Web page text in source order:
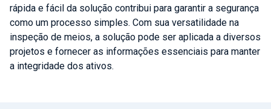
rápida e fácil da solução contribui para garantir a segurança
como um processo simples. Com sua versatilidade na
inspeção de meios, a solução pode ser aplicada a diversos
projetos e fornecer as informações essenciais para manter
a integridade dos ativos.